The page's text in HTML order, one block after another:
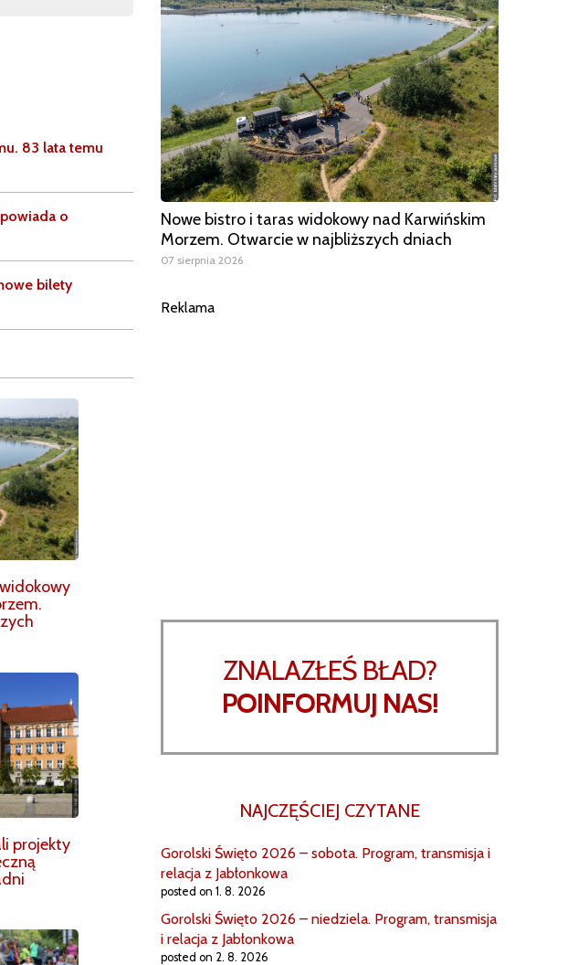
83 lata temu
o
bilety
projekty
Nowe bistro i taras widokowy nad Karwińskim
Morzem. Otwarcie w najbliższych dniach
07 sierpnia 2026
Reklama
ZNALAZŁEŚ BŁAD?
POINFORMUJ NAS!
NAJCZĘŚCIEJ CZYTANE
Gorolski Święto 2026 – sobota. Program, transmisja i
relacja z Jabłonkowa
posted on 1. 8. 2026
Gorolski Święto 2026 – niedziela. Program, transmisja
i relacja z Jabłonkowa
posted on 2. 8. 2026